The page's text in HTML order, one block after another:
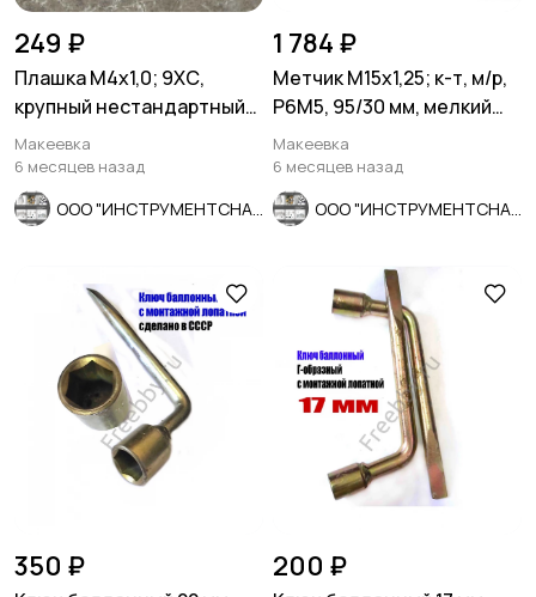
249 ₽
Плашка М4х1,0; 9ХС,
крупный нестандартный
шаг, 20/5 мм.
Макеевка
6 месяцев назад
1 784 ₽
Метчик М15х1,25; к-т, м/р,
Р6М5, 95/30 мм, мелкий
шаг, ГОСТ 3266-81.
Макеевка
6 месяцев назад
350 ₽ 200 ₽